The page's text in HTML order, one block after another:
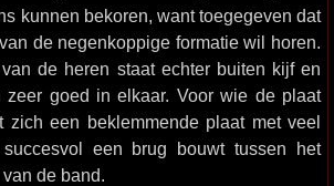
kunnen bekoren, want toegegeven dat
de negenkoppige formatie wil horen.
de heren staat echter buiten kijf en
zeer goed in elkaar. Voor wie de plaat
zich een beklemmende plaat met veel
een brug bouwt tussen het
de band.